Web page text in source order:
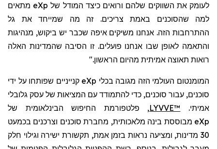
לעומק את השווקים שלהם ורואים כיצד המודל של eXp מתאים
למה שהסוכנים באמת צריכים. זה מה שמייחד את גל
ההתרחבות הזה. אנחנו משיקים איפה שכבר יש ביקוש, מנהיגות
והתאמה לאופן שבו אנחנו פועלים. זו הסיבה שהמדינות האלה
רואות תאוצה אמיתית מהיום הראשון."
המומנטום העולמי הזה מגובה בכלי eXp קנייניים שפותחו על ידי
סוכנים, עבור סוכנים, כדי להתמודד עם המציאות של עסק גלובלי
אמיתי. LYVVE™, פלטפורמת החיפוש הבינלאומית של
eXp מבוססת בינה מלאכותית, מחברת סוכנים וצרכנים בכמעט
30 מדינות, ומציעה נראות בזמן אמת, תקשורת ישירה וגילוי חלק